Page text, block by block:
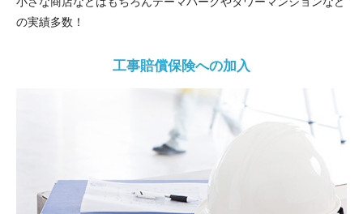
の実績多数！
工事賠償保険への加入